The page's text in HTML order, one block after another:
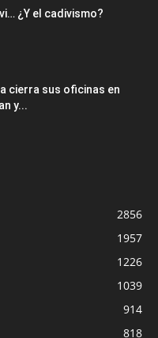
¿Y el cadivismo?
cierra sus oficinas en
y...
2856
1957
1226
1039
914
818